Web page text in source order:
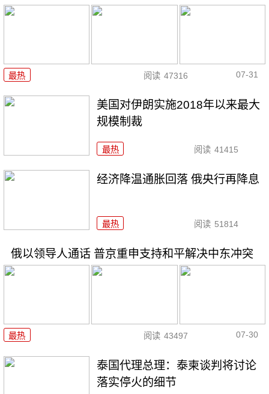
最热 阅读 47316 07-31
美国对伊朗实施2018年以来最大
规模制裁
最热 阅读 41415
经济降温通胀回落 俄央行再降息
最热 阅读 51814
俄以领导人通话 普京重申支持和平解决中东冲突
最热 阅读 43497 07-30
泰国代理总理：泰柬谈判将讨论
落实停火的细节